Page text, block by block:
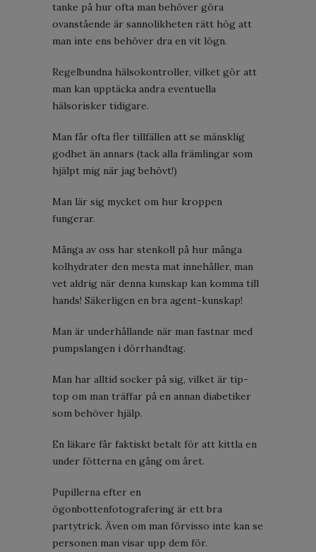
tanke på hur ofta man behöver göra
ovanstående är sannolikheten rätt hög att
man inte ens behöver dra en vit lögn.
Regelbundna hälsokontroller, vilket gör att
man kan upptäcka andra eventuella
hälsorisker tidigare.
Man får ofta fler tillfällen att se mänsklig
godhet än annars (tack alla främlingar som
hjälpt mig när jag behövt!)
Man lär sig mycket om hur kroppen
fungerar.
Många av oss har stenkoll på hur många
kolhydrater den mesta mat innehåller, man
vet aldrig när denna kunskap kan komma till
hands! Säkerligen en bra agent-kunskap!
Man är underhållande när man fastnar med
pumpslangen i dörrhandtag.
Man har alltid socker på sig, vilket är tip-
top om man träffar på en annan diabetiker
som behöver hjälp.
En läkare får faktiskt betalt för att kittla en
under fötterna en gång om året.
Pupillerna efter en
ögonbottenfotografering är ett bra
partytrick. Även om man förvisso inte kan se
personen man visar upp dem för.